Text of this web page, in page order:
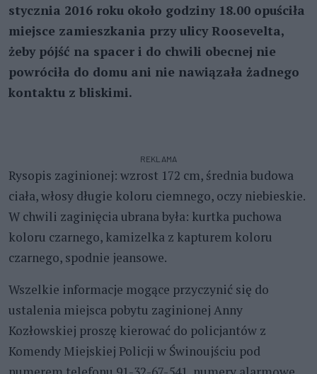
stycznia 2016 roku około godziny 18.00 opuściła
miejsce zamieszkania przy ulicy Roosevelta,
żeby pójść na spacer i do chwili obecnej nie
powróciła do domu ani nie nawiązała żadnego
kontaktu z bliskimi.
REKLAMA
Rysopis zaginionej: wzrost 172 cm, średnia budowa
ciała, włosy długie koloru ciemnego, oczy niebieskie.
W chwili zaginięcia ubrana była: kurtka puchowa
koloru czarnego, kamizelka z kapturem koloru
czarnego, spodnie jeansowe.
Wszelkie informacje mogące przyczynić się do
ustalenia miejsca pobytu zaginionej Anny
Kozłowskiej proszę kierować do policjantów z
Komendy Miejskiej Policji w Świnoujściu pod